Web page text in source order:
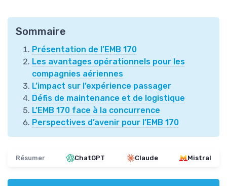
Sommaire
Présentation de l’EMB 170
Les avantages opérationnels pour les
compagnies aériennes
L’impact sur l’expérience passager
Défis de maintenance et de logistique
L’EMB 170 face à la concurrence
Perspectives d’avenir pour l’EMB 170
Résumer ChatGPT Claude Mistral